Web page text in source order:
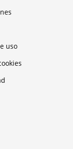
uso